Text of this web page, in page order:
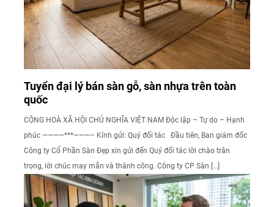
Tuyển đại lý bán sàn gỗ, sàn nhựa trên toàn
quốc
CỘNG HOÀ XÃ HỘI CHỦ NGHĨA VIỆT NAM Độc lập – Tự do – Hạnh
phúc ————***———– Kính gửi: Quý đối tác Đầu tiên, Ban giám đốc
Công ty Cổ Phần Sàn Đẹp xin gửi đến Quý đối tác lời chào trân
trọng, lời chúc may mắn và thành công. Công ty CP Sàn […]